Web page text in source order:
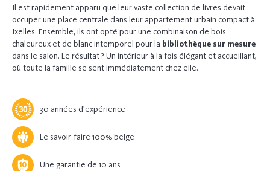
Il est rapidement apparu que leur vaste collection de livres devait
occuper une place centrale dans leur appartement urbain compact à
Ixelles. Ensemble, ils ont opté pour une combinaison de bois
chaleureux et de blanc intemporel pour la bibliothèque sur mesure
dans le salon. Le résultat ? Un intérieur à la fois élégant et accueillant,
où toute la famille se sent immédiatement chez elle.
30 années d'expérience
Le savoir-faire 100% belge
Une garantie de 10 ans